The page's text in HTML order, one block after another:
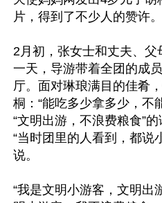
片，得到了不少人的赞许。
2月初，张女士和丈夫、
一天，导游带着全团的成
厅。面对琳琅满目的佳肴
桐：“能吃多少拿多少，不
“文明出游，不浪费粮食”
“当时团里的人看到，都说
说。
“我是文明小游客，文明出